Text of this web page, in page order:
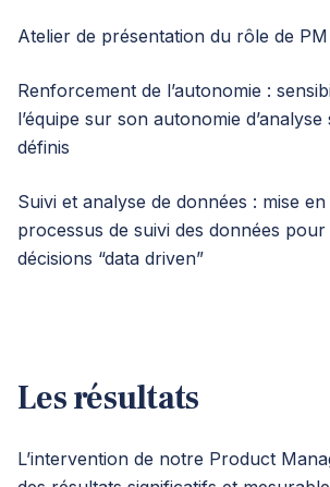
Atelier de présentation du rôle de PM
Renforcement de l’autonomie :
l’équipe sur son autonomie
définis
Suivi et analyse de données : mise en
processus de suivi des données
décisions “data driven”
Les résultats
L’intervention de notre Product